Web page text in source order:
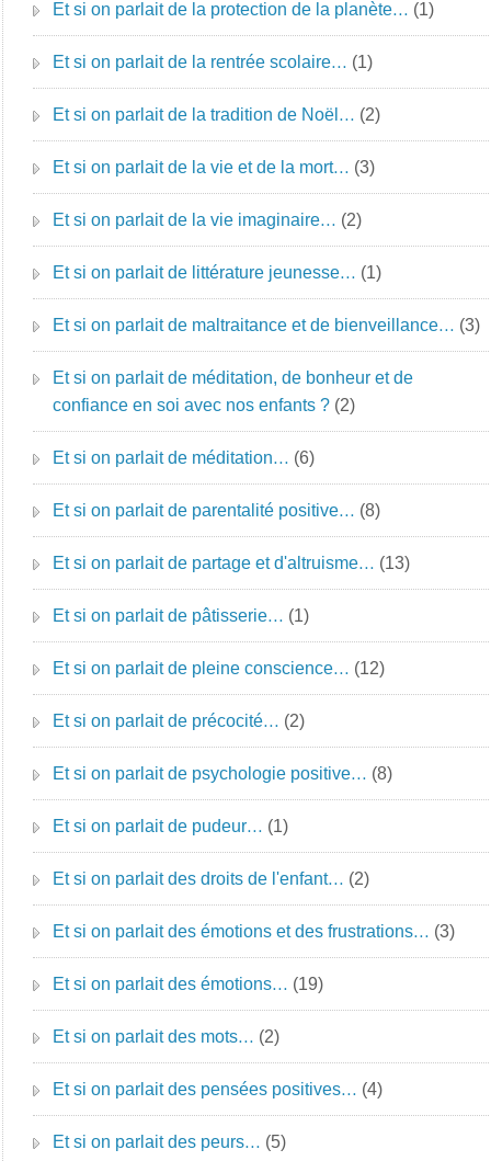
Et si on parlait de la protection de la planète… (1)
Et si on parlait de la rentrée scolaire… (1)
Et si on parlait de la tradition de Noël… (2)
Et si on parlait de la vie et de la mort… (3)
Et si on parlait de la vie imaginaire… (2)
Et si on parlait de littérature jeunesse… (1)
Et si on parlait de maltraitance et de bienveillance… (3)
Et si on parlait de méditation, de bonheur et de
confiance en soi avec nos enfants ? (2)
Et si on parlait de méditation… (6)
Et si on parlait de parentalité positive… (8)
Et si on parlait de partage et d'altruisme… (13)
Et si on parlait de pâtisserie… (1)
Et si on parlait de pleine conscience… (12)
Et si on parlait de précocité… (2)
Et si on parlait de psychologie positive… (8)
Et si on parlait de pudeur… (1)
Et si on parlait des droits de l'enfant… (2)
Et si on parlait des émotions et des frustrations… (3)
Et si on parlait des émotions… (19)
Et si on parlait des mots… (2)
Et si on parlait des pensées positives… (4)
Et si on parlait des peurs… (5)